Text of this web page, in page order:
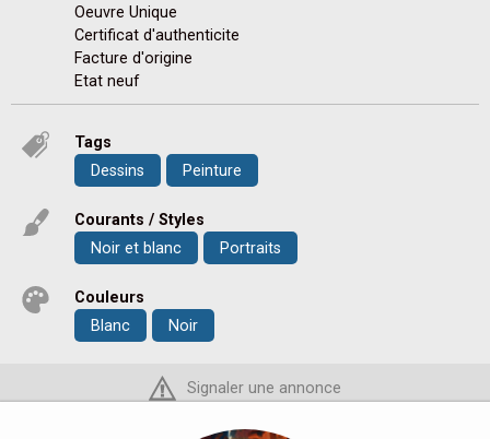
Oeuvre Unique
Certificat d'authenticite
Facture d'origine
Etat neuf
Tags
Dessins
Peinture
Courants / Styles
Noir et blanc
Portraits
Couleurs
Blanc
Noir
Signaler une annonce